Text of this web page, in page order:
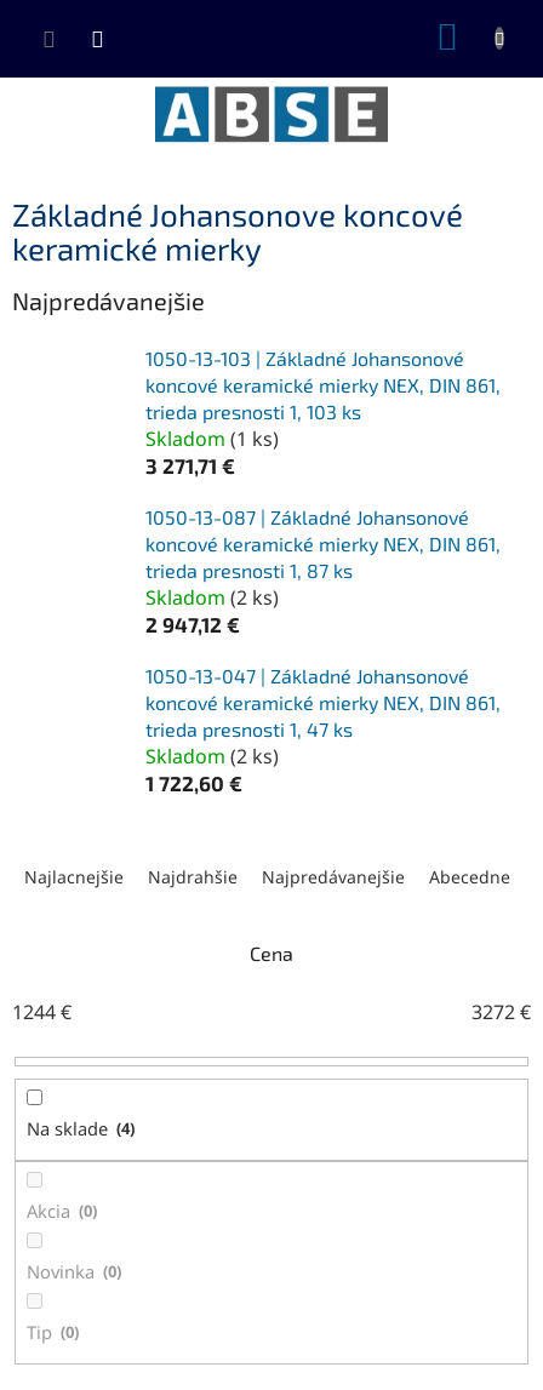
Základné Johansonove koncové
keramické mierky
Najpredávanejšie
1050-13-103 | Základné Johansonové
koncové keramické mierky NEX, DIN 861,
trieda presnosti 1, 103 ks
Skladom (1 ks)
3 271,71 €
1050-13-087 | Základné Johansonové
koncové keramické mierky NEX, DIN 861,
trieda presnosti 1, 87 ks
Skladom (2 ks)
2 947,12 €
1050-13-047 | Základné Johansonové
koncové keramické mierky NEX, DIN 861,
trieda presnosti 1, 47 ks
Skladom (2 ks)
1 722,60 €
e
r
o
k
Najlacnejšie Najdrahšie Najpredávanejšie Abecedne
Cena
1244€ 3272€
Na sklade 4
Akcia 0
Novinka 0
Tip 0